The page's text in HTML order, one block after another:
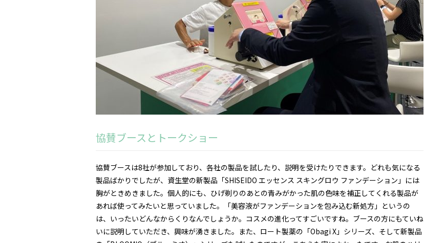
協賛ブースとトークショー
協賛ブースは8社が参加しており、各社の製品を試したり、説明を受けたりできます。どれも気になる
製品ばかりでしたが、資生堂の新製品「SHISEIDO エッセンス スキングロウ ファンデーション」には
胸がときめきました。個人的にも、ひげ剃りのあとの青みがかった肌の色味を補正してくれる製品が
あれば使ってみたいと思っていました。「美容液がファンデーションを包み込む新処方」というの
は、いったいどんなからくりなんでしょうか。コスメの進化ってすごいですね。ブースの方にもていね
いに説明していただき、興味が湧きました。また、ロート製薬の「Obagi X」シリーズ、そして新製品